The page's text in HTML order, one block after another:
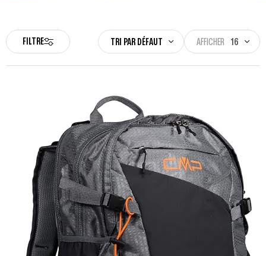
FILTRE TRI PAR DÉFAUT AFFICHER 16